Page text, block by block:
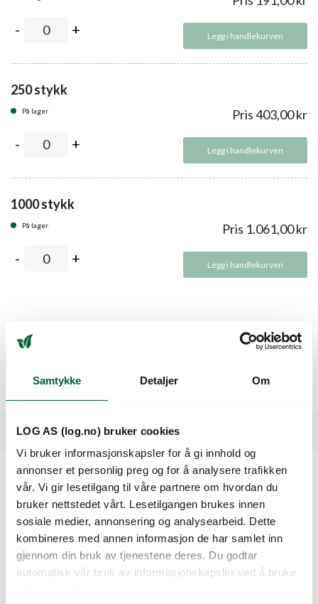
Samtykke Detaljer Om
LOG AS (log.no) bruker cookies
Vi bruker informasjonskapsler for å gi innhold og
annonser et personlig preg og for å analysere trafikken
vår. Vi gir lesetilgang til våre partnere om hvordan du
bruker nettstedet vårt. Lesetilgangen brukes innen
sosiale medier, annonsering og analysearbeid. Dette
kombineres med annen informasjon de har samlet inn
gjennom din bruk av tjenestene deres. Du godtar
automatisk vår bruk av informasjonskapsler ved å bruke
Legg i handlekurven
250 stykk
På lager Pris403,00kr
Legg i handlekurven
1000 stykk
På lager Pris 1.061,00kr
Legg i handlekurven
Beskrivelse
Halloweensort som er avlingssikker.
Spesifikasjoner
Kunder så også på